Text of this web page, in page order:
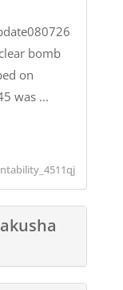
bomb
on
was ...